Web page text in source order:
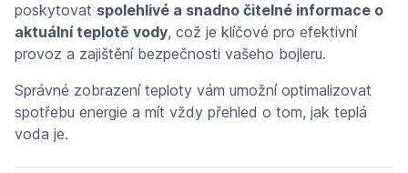
poskytovat spolehlivé a snadno čitelné informace o
aktuální teplotě vody, což je klíčové pro efektivní
provoz a zajištění bezpečnosti vašeho bojleru.
Správné zobrazení teploty vám umožní optimalizovat
spotřebu energie a mít vždy přehled o tom, jak teplá
voda je.